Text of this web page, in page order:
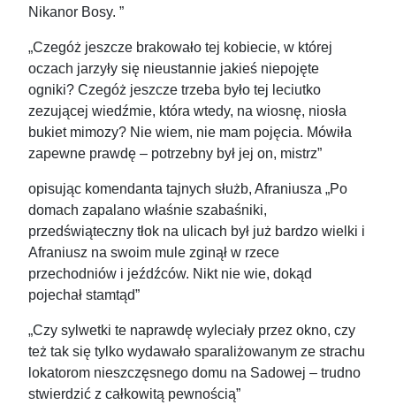
Nikanor Bosy. ”
„Czegóż jeszcze brakowało tej kobiecie, w której
oczach jarzyły się nieustannie jakieś niepojęte
ogniki? Czegóż jeszcze trzeba było tej leciutko
zezującej wiedźmie, która wtedy, na wiosnę, niosła
bukiet mimozy? Nie wiem, nie mam pojęcia. Mówiła
zapewne prawdę – potrzebny był jej on, mistrz”
opisując komendanta tajnych służb, Afraniusza „Po
domach zapalano właśnie szabaśniki,
przedświąteczny tłok na ulicach był już bardzo wielki i
Afraniusz na swoim mule zginął w rzece
przechodniów i jeźdźców. Nikt nie wie, dokąd
pojechał stamtąd”
„Czy sylwetki te naprawdę wyleciały przez okno, czy
też tak się tylko wydawało sparaliżowanym ze strachu
lokatorom nieszczęsnego domu na Sadowej – trudno
stwierdzić z całkowitą pewnością”